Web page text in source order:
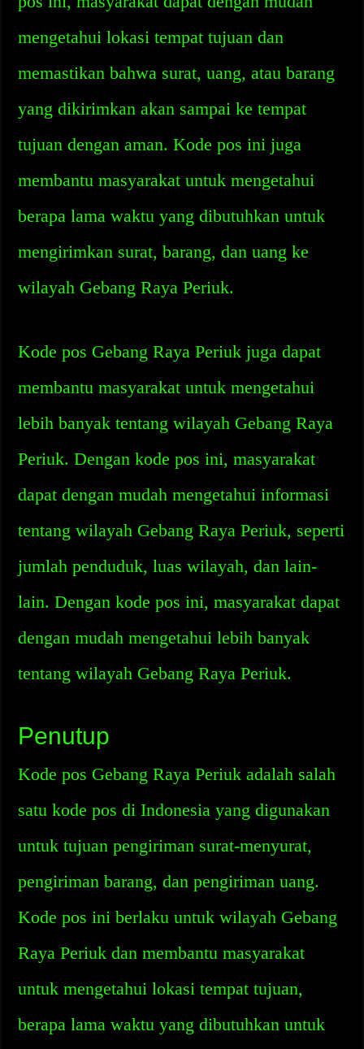
mengetahui lokasi tempat tujuan dan
memastikan bahwa surat, uang, atau barang
yang dikirimkan akan sampai ke tempat
tujuan dengan aman. Kode pos ini juga
membantu masyarakat untuk mengetahui
berapa lama waktu yang dibutuhkan untuk
mengirimkan surat, barang, dan uang ke
wilayah Gebang Raya Periuk.
Kode pos Gebang Raya Periuk juga dapat
membantu masyarakat untuk mengetahui
lebih banyak tentang wilayah Gebang Raya
Periuk. Dengan kode pos ini, masyarakat
dapat dengan mudah mengetahui informasi
tentang wilayah Gebang Raya Periuk, seperti
jumlah penduduk, luas wilayah, dan lain-
lain. Dengan kode pos ini, masyarakat dapat
dengan mudah mengetahui lebih banyak
tentang wilayah Gebang Raya Periuk.
Penutup
Kode pos Gebang Raya Periuk adalah salah
satu kode pos di Indonesia yang digunakan
untuk tujuan pengiriman surat-menyurat,
pengiriman barang, dan pengiriman uang.
Kode pos ini berlaku untuk wilayah Gebang
Raya Periuk dan membantu masyarakat
untuk mengetahui lokasi tempat tujuan,
berapa lama waktu yang dibutuhkan untuk